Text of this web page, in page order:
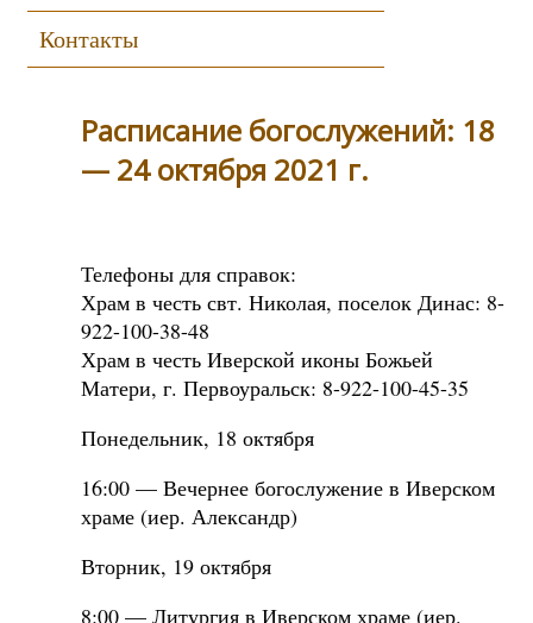
Контакты
Расписание богослужений: 18
— 24 октября 2021 г.
Телефоны для справок:
Храм в честь свт. Николая, поселок Динас: 8-
922-100-38-48
Храм в честь Иверской иконы Божьей
Матери, г. Первоуральск: 8-922-100-45-35
Понедельник, 18 октября
16:00 — Вечернее богослужение в Иверском
храме (иер. Александр)
Вторник, 19 октября
8:00 — Литургия в Иверском храме (иер.